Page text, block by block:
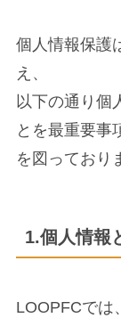
個人情報保護
え、
以下の通り個
とを最重要事
を図っており
1.個人情報
LOOPFCでは